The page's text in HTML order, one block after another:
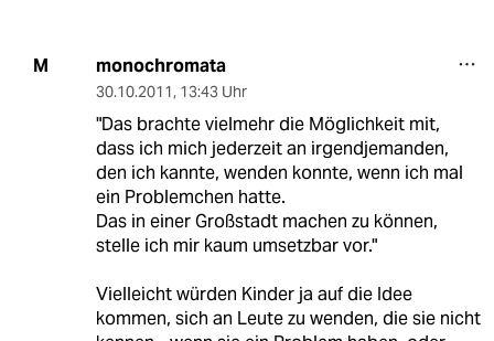
M monochromata
30.10.2011, 13:43 Uhr
"Das brachte vielmehr die Möglichkeit mit,
dass ich mich jederzeit an irgendjemanden,
den ich kannte, wenden konnte, wenn ich mal
ein Problemchen hatte.
Das in einer Großstadt machen zu können,
stelle ich mir kaum umsetzbar vor."
Vielleicht würden Kinder ja auf die Idee
kommen, sich an Leute zu wenden, die sie nicht